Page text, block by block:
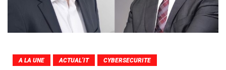
A LA UNE ACTUAL’IT CYBERSECURITE